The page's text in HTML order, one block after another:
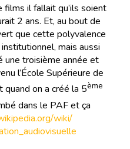
il fallait qu’ils soient
2 ans. Et, au bout de
que cette polyvalence
mais aussi
une troisième année et
l’École Supérieure de
on a créé la 5ème
dans le PAF et ça
wiki/